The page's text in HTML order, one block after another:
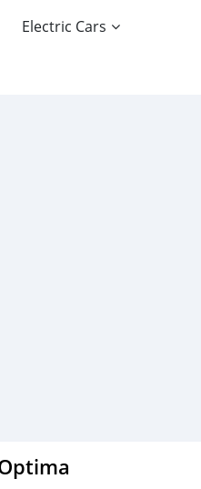
Electric Cars